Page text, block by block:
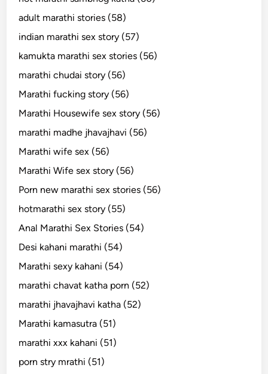
adult marathi stories (58)
indian marathi sex story (57)
kamukta marathi sex stories (56)
marathi chudai story (56)
Marathi fucking story (56)
Marathi Housewife sex story (56)
marathi madhe jhavajhavi (56)
Marathi wife sex (56)
Marathi Wife sex story (56)
Porn new marathi sex stories (56)
hotmarathi sex story (55)
Anal Marathi Sex Stories (54)
Desi kahani marathi (54)
Marathi sexy kahani (54)
marathi chavat katha porn (52)
marathi jhavajhavi katha (52)
Marathi kamasutra (51)
marathi xxx kahani (51)
porn stry mrathi (51)